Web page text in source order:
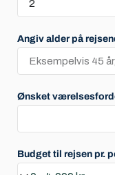
Angiv alder på
Ønsket
Budget til rejsen pr.